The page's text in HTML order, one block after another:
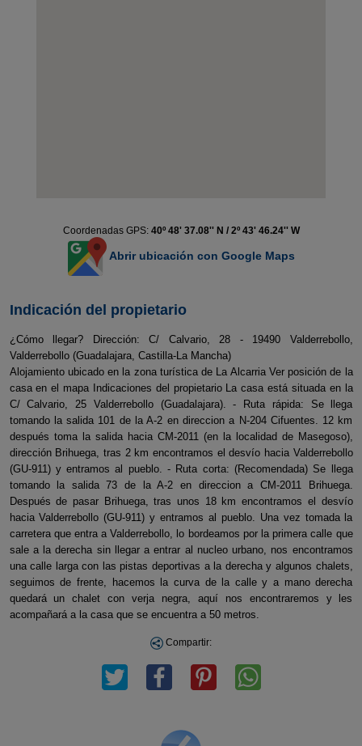
Coordenadas GPS: 40º 48' 37.08'' N / 2º 43' 46.24'' W
Abrir ubicación con Google Maps
Indicación del propietario
¿Cómo llegar? Dirección: C/ Calvario, 28 - 19490 Valderrebollo,
Valderrebollo (Guadalajara, Castilla-La Mancha)
Alojamiento ubicado en la zona turística de La Alcarria Ver posición de la
casa en el mapa Indicaciones del propietario La casa está situada en la
C/ Calvario, 25 Valderrebollo (Guadalajara). - Ruta rápida: Se llega
tomando la salida 101 de la A-2 en direccion a N-204 Cifuentes. 12 km
después toma la salida hacia CM-2011 (en la localidad de Masegoso),
dirección Brihuega, tras 2 km encontramos el desvío hacia Valderrebollo
(GU-911) y entramos al pueblo. - Ruta corta: (Recomendada) Se llega
tomando la salida 73 de la A-2 en direccion a CM-2011 Brihuega.
Después de pasar Brihuega, tras unos 18 km encontramos el desvío
hacia Valderrebollo (GU-911) y entramos al pueblo. Una vez tomada la
carretera que entra a Valderrebollo, lo bordeamos por la primera calle que
sale a la derecha sin llegar a entrar al nucleo urbano, nos encontramos
una calle larga con las pistas deportivas a la derecha y algunos chalets,
seguimos de frente, hacemos la curva de la calle y a mano derecha
quedará un chalet con verja negra, aquí nos encontraremos y les
acompañará a la casa que se encuentra a 50 metros.
Compartir: